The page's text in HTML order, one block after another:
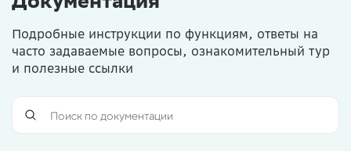
Подробные инструкции по функциям, ответы на
часто задаваемые вопросы, ознакомительный тур
и полезные ссылки